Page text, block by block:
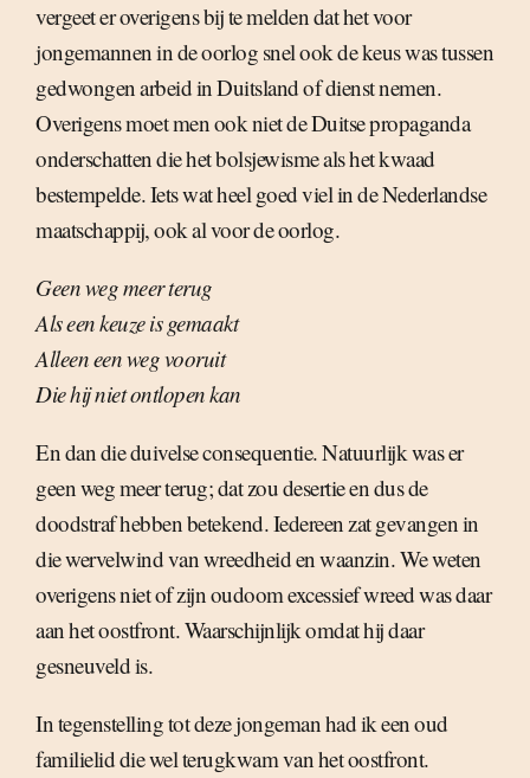
vergeet er overigens bij te melden dat het voor
jongemannen in de oorlog snel ook de keus was tussen
gedwongen arbeid in Duitsland of dienst nemen.
Overigens moet men ook niet de Duitse propaganda
onderschatten die het bolsjewisme als het kwaad
bestempelde. Iets wat heel goed viel in de Nederlandse
maatschappij, ook al voor de oorlog.
Geen weg meer terug
Als een keuze is gemaakt
Alleen een weg vooruit
Die hij niet ontlopen kan
En dan die duivelse consequentie. Natuurlijk was er
geen weg meer terug; dat zou desertie en dus de
doodstraf hebben betekend. Iedereen zat gevangen in
die wervelwind van wreedheid en waanzin. We weten
overigens niet of zijn oudoom excessief wreed was daar
aan het oostfront. Waarschijnlijk omdat hij daar
gesneuveld is.
In tegenstelling tot deze jongeman had ik een oud
familielid die wel terugkwam van het oostfront.